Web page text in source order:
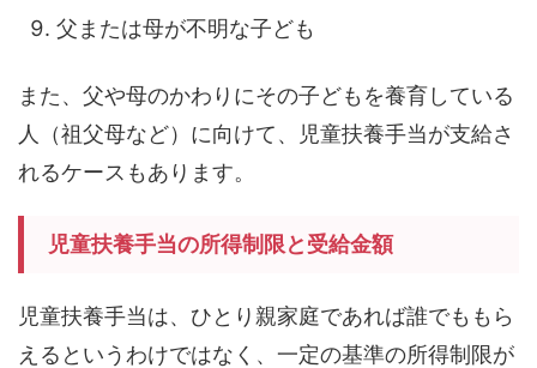
父または母が不明な子ども
また、父や母のかわりにその子どもを養育している
人（祖父母など）に向けて、児童扶養手当が支給さ
れるケースもあります。
児童扶養手当の所得制限と受給金額
児童扶養手当は、ひとり親家庭であれば誰でももら
えるというわけではなく、一定の基準の所得制限が